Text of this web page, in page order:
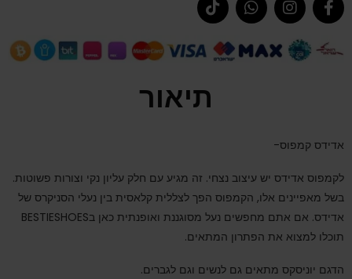
תיאור
אדידס קמפוס-
לקמפוס אדידס יש עיצוב נצחי. זה מגיע עם חלק עליון נקי וצורות פשוטות.
בשל מאפיינים אלו, הקמפוס הפך לצללית קלאסית בין נעלי הסניקרס של
אדידס
. אם אתם מחפשים נעל מסוגננת ואופנתית כאן בBESTIESHOES
תוכלו למצוא את הפתרון המתאים.
הדגם יוניסקס מתאים גם לנשים וגם לגברים.